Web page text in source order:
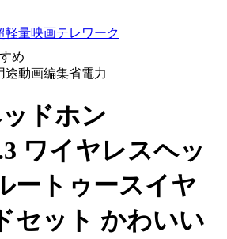
軽量映画テレワーク
め
途動画編集省電力
ドホン
ワイヤレスヘッ
ートゥースイヤ
セット かわいい